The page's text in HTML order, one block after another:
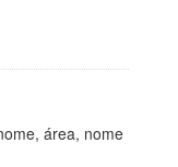
área, nome